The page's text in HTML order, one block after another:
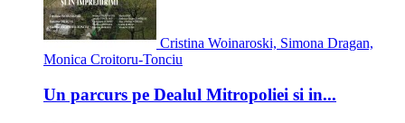
Cristina Woinaroski, Simona Dragan,
Monica Croitoru-Tonciu
Un parcurs pe Dealul Mitropoliei si in...